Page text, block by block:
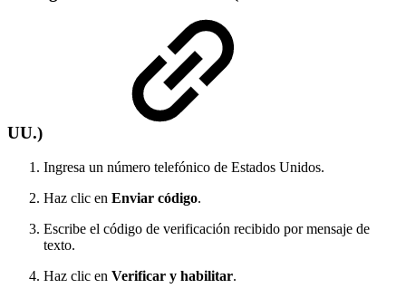
UU.)
Ingresa un número telefónico de Estados Unidos.
Haz clic en Enviar código.
Escribe el código de verificación recibido por mensaje de
texto.
Haz clic en Verificar y habilitar.